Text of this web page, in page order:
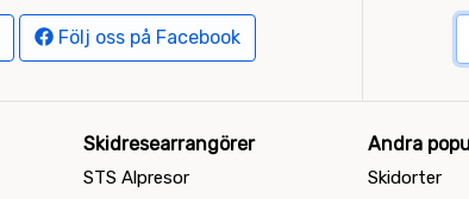
Följ oss på Facebook
Skidresearrangörer
STS Alpresor
Andra
Skidorter